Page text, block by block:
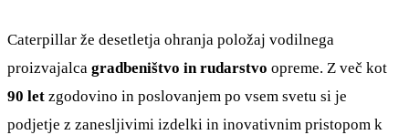
Caterpillar že desetletja ohranja položaj vodilnega
proizvajalca gradbeništvo in rudarstvo opreme. Z več kot
90 let zgodovino in poslovanjem po vsem svetu si je
podjetje z zanesljivimi izdelki in inovativnim pristopom k